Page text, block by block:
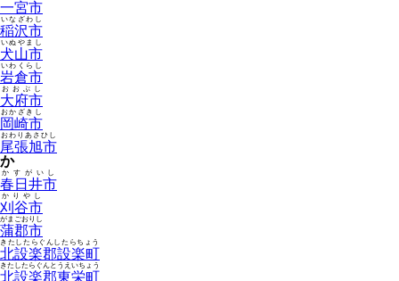
一宮市
稲沢市
いなざわし
犬山市
いぬやまし
岩倉市
いわくらし
大府市
おおぶし
岡崎市
おかざきし
尾張旭市
おわりあさひし
か
春日井市
かすがいし
刈谷市
かりやし
蒲郡市
がまごおりし
北設楽郡設楽町
きたしたらぐんしたらちょう
北設楽郡東栄町
きたしたらぐんとうえいちょう